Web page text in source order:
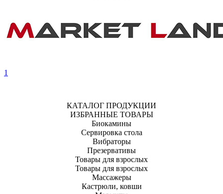
1
КАТАЛОГ ПРОДУКЦИИ
ИЗБРАННЫЕ ТОВАРЫ
Биокамины
Сервировка стола
Вибраторы
Презервативы
Товары для взрослых
Товары для взрослых
Массажеры
Кастрюли, ковши